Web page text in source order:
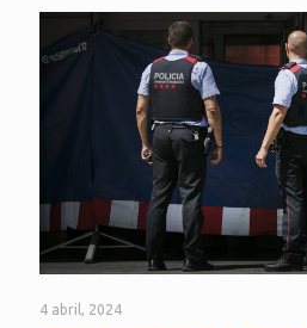
4 abril, 2024